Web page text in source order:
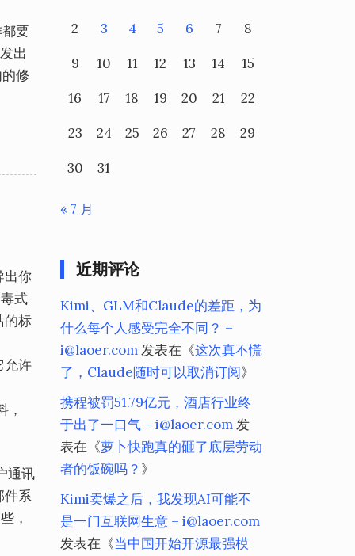
要
出
修
出你
式
的标
允许
通讯
件系
，
2
3 4 5 6 7
8
9
10 11 12 13 14
15
16
17 18 19 20 21
22
23
24 25 26 27 28
29
30
31
« 7 月
近期评论
Kimi、GLM和Claude的差距，为
什么每个人感受完全不同？ –
i@laoer.com发表在《这次真不慌
了，Claude随时可以取消订阅》
携程被罚51.79亿元，酒店行业终
于出了一口气 – i@laoer.com发
表在《萝卜快跑真的砸了底层劳动
者的饭碗吗？ 》
Kimi卖爆之后，我发现AI可能不
是一门互联网生意 – i@laoer.com
发表在《当中国开始开源最强模